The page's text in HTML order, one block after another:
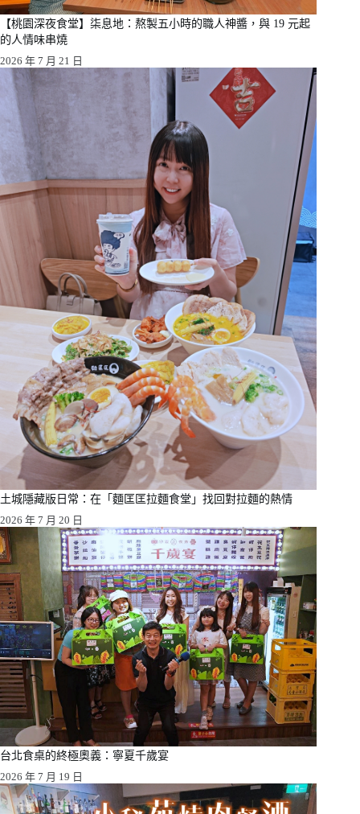
【桃園深夜食堂】柒息地：熬製五小時的職人神醬，與 19 元起
的人情味串燒
2026 年 7 月 21 日
土城隱藏版日常：在「麵匡匡拉麵食堂」找回對拉麵的熱情
2026 年 7 月 20 日
台北食桌的終極奧義：寧夏千歲宴
2026 年 7 月 19 日